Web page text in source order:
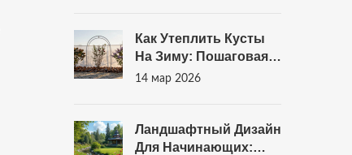
Как Утеплить Кусты
На Зиму: Пошаговая
Инструкция Для Сада
14 мар 2026
Ландшафтный Дизайн
Для Начинающих: